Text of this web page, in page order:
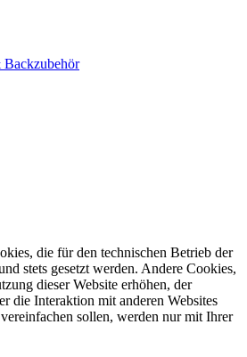
die für den technischen Betrieb der
stets gesetzt werden. Andere Cookies,
dieser Website erhöhen, der
die Interaktion mit anderen Websites
sollen, werden nur mit Ihrer